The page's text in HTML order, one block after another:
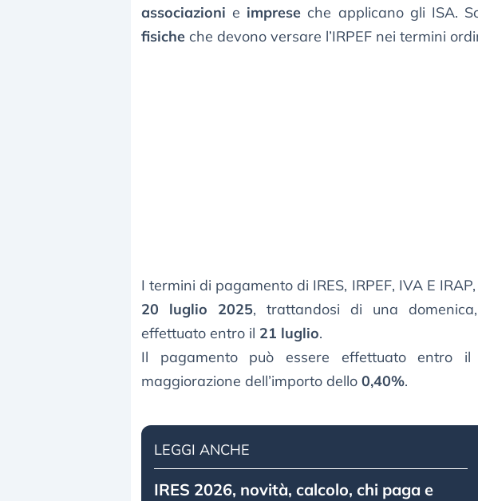
associazioni e imprese che applicano gli ISA.
fisiche che devono versare l’IRPEF nei termini
I termini di pagamento di IRES, IRPEF, IVA E
20 luglio 2025, trattandosi di una
effettuato entro il 21 luglio.
Il pagamento può essere effettuato entro il
maggiorazione dell’importo dello 0,40%.
LEGGI ANCHE
IRES 2026, novità, calcolo, chi paga e